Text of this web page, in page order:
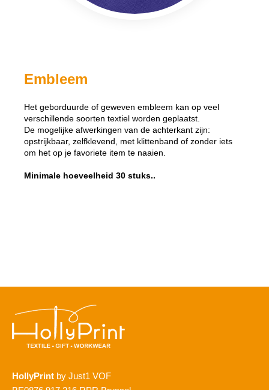
Embleem
Het geborduurde of geweven embleem kan op veel
verschillende soorten textiel worden geplaatst.
De mogelijke afwerkingen van de achterkant zijn:
opstrijkbaar, zelfklevend, met klittenband of zonder iets
om het op je favoriete item te naaien.
Minimale hoeveelheid 30 stuks..
HollyPrint by Just1 VOF